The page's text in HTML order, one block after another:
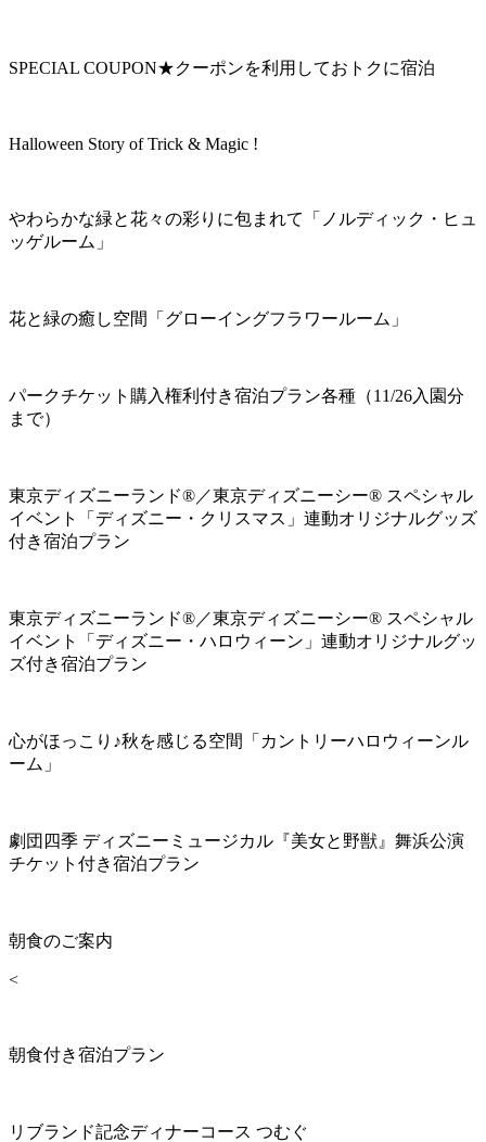
SPECIAL COUPON★クーポンを利用しておトクに宿泊
Halloween Story of Trick & Magic !
やわらかな緑と花々の彩りに包まれて「ノルディック・ヒュ
ッゲルーム」
花と緑の癒し空間「グローイングフラワールーム」
パークチケット購入権利付き宿泊プラン各種（11/26入園分
まで）
東京ディズニーランド®／東京ディズニーシー® スペシャル
イベント「ディズニー・クリスマス」連動オリジナルグッズ
付き宿泊プラン
東京ディズニーランド®／東京ディズニーシー® スペシャル
イベント「ディズニー・ハロウィーン」連動オリジナルグッ
ズ付き宿泊プラン
心がほっこり♪秋を感じる空間「カントリーハロウィーンル
ーム」
劇団四季 ディズニーミュージカル『美女と野獣』舞浜公演
チケット付き宿泊プラン
朝食のご案内
<
朝食付き宿泊プラン
リブランド記念ディナーコース つむぐ